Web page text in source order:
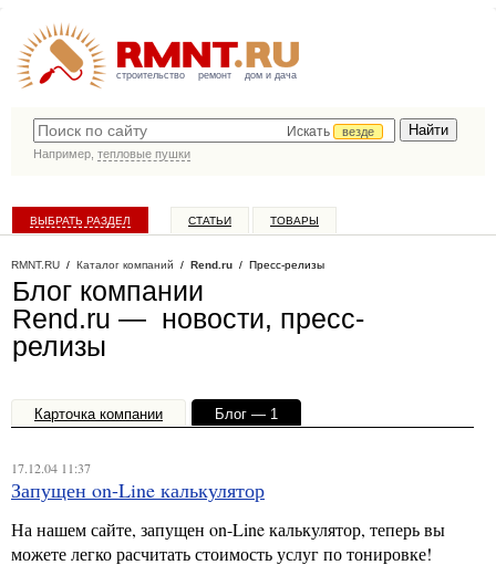
строительство ремонт дом и дача
Искать
везде
Например, тепловые пушки
ВЫБРАТЬ РАЗДЕЛ СТАТЬИ ТОВАРЫ
RMNT.RU / Каталог компаний / Rend.ru / Пресс-релизы
Блог компании
Rend.ru — новости, пресс-
релизы
Карточка компании
Блог — 1
17.12.04 11:37
Запущен on-Line калькулятор
На нашем сайте, запущен on-Line калькулятор, теперь вы
можете легко расчитать стоимость услуг по тонировке!